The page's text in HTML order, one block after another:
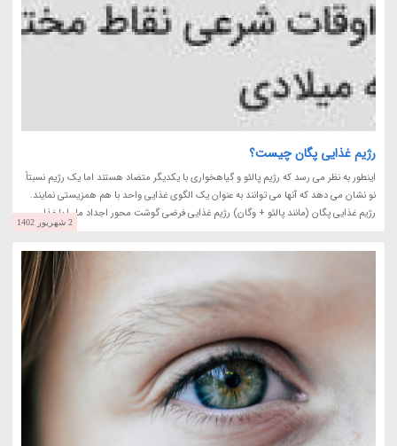
رژیم غذایی پگان چیست؟
اینطور به نظر می رسد که رژیم پالئو و گیاهخواری با یکدیگر متضاد هستند اما یک رژیم نسبتاً
نو نشان می دهد که آنها می توانند به عنوان یک الگوی غذایی واحد با هم همزیستی نمایند.
رژیم غذایی پگان (مانند پالئو + وگان) رژیم غذایی فرضی گوشت محور اجداد ما را با غذا...
2 شهریور 1402